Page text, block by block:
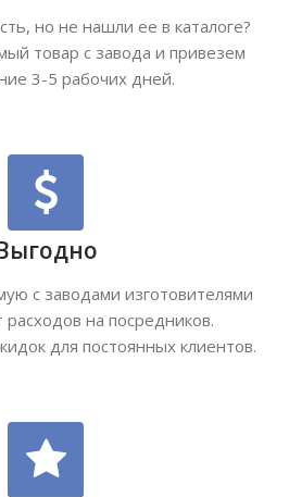
но не нашли ее в каталоге?
товар с завода и привезем
3-5 рабочих дней.
с заводами изготовителями
расходов на посредников.
для постоянных клиентов.